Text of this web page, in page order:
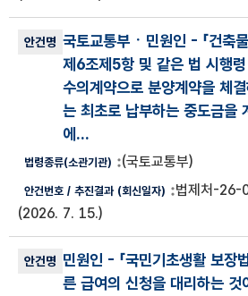
국토교통부ㆍ민원인 - 「건축
제6조제5항 및 같은 법 시행
수의계약으로 분양계약을 체
는 최초로 납부하는 중도금을
에...
(국토교통부)
법제처-26-
(2026. 7. 15.)
민원인 - 「국민기초생활 보장
른 급여의 신청을 대리하는 것